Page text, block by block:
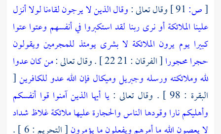
[ص: وقال تعالى :وقال الذين لا يرجون لقاءنا لولا أنزل
علينا الملائكة أو نرى ربنا لقد استكبروا في أنفسهم وعتوا عتوا
كبيرا يوم يرون الملائكة لا بشرى يومئذ للمجرمين ويقولون
حجرا محجورا[ الفرقان : 21 22 ] . وقال تعالى :
من كان عدوا
لله وملائكته ورسله وجبريل وميكال فإن الله عدو للكافرين[
البقرة : 98 ] . وقال تعالى :
يا أيها الذين آمنوا قوا أنفسكم
وأهليكم نارا وقودها الناس والحجارة عليها ملائكة غلاظ شداد